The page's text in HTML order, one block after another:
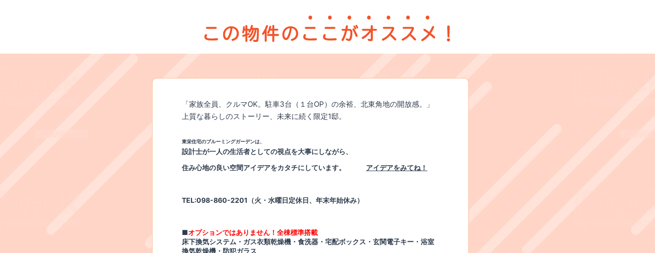
「家族全員、クルマOK。駐車3台（１台OP）の余裕、北東角地の開放感。」
上質な暮らしのストーリー、未来に続く限定1邸。
東栄住宅のブルーミングガーデンは、
設計士が一人の生活者としての視点を大事にしながら、
住み心地の良い空間アイデアをカタチにしています。 アイデアをみてね！
TEL:098-860-2201 （火・水曜日定休日、年末年始休み）
■オプションではありません！全棟標準搭載
床下換気システム・ガス衣類乾燥機・食洗器・宅配ボックス・玄関電子キー・浴室
換気乾燥機・防犯ガラス